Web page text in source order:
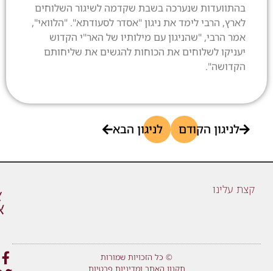
בהתוועדות שנערכה בשבת שקדמה לשיגור השלוחים
לארץ, הרבי לימד את ניגון "אסדר לסעודתא". "הלוואי",
אמר הרבי, "שהניגון עם מילותיו של האר"י הקדוש
יעניקו לשלוחים את הכוחות להגשים את שליחותם
הקדושה".
לניגון הקודם לניגון הבא
קצת עלינו
© כל הזכויות שמורות
תקנון האתר ומדיניות פרטיות